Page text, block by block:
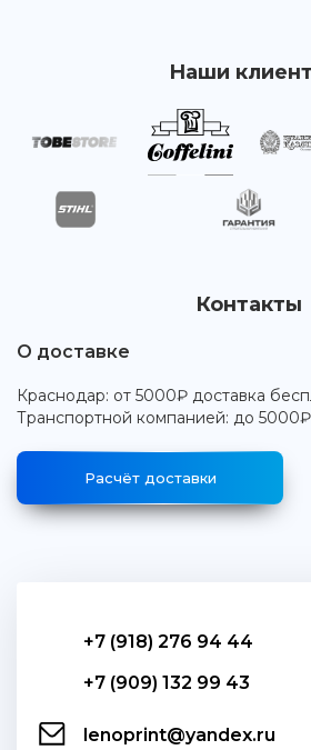
Наши
Контакты
О доставке
Краснодар: от 5000₽ доставка
Транспортной компанией: до
Расчёт доставки
+7 (918) 276 94 44
+7 (909) 132 99 43
lenoprint@yandex.ru